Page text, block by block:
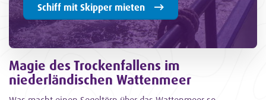
Schiff mit Skipper mieten
Magie des Trockenfallens im
niederländischen Wattenmeer